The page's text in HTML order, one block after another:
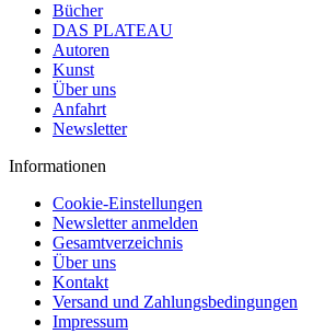
Bücher
DAS PLATEAU
Autoren
Kunst
Über uns
Anfahrt
Newsletter
Informationen
Cookie-Einstellungen
Newsletter anmelden
Gesamtverzeichnis
Über uns
Kontakt
Versand und Zahlungsbedingungen
Impressum